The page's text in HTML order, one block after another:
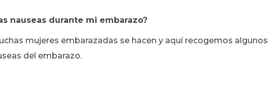
nauseas durante mi embarazo?
mujeres embarazadas se hacen y aquí recogemos algunos
del embarazo.